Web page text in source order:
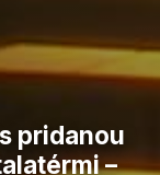
pridanou
–